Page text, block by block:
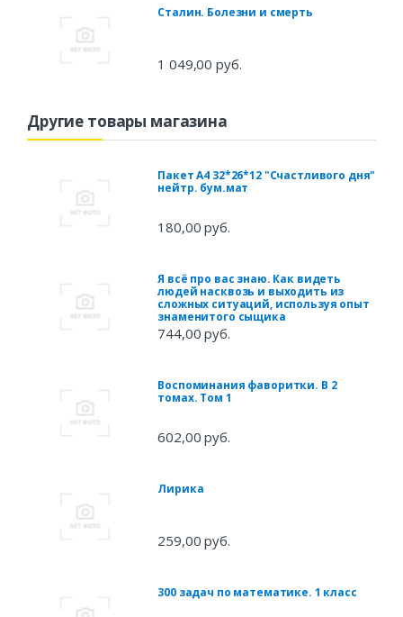
Сталин. Болезни и смерть
1 049,00 руб.
Другие товары магазина
Пакет А4 32*26*12 "Счастливого дня"
нейтр. бум.мат
180,00 руб.
Я всё про вас знаю. Как видеть
людей насквозь и выходить из
сложных ситуаций, используя опыт
знаменитого сыщика
744,00 руб.
Воспоминания фаворитки. В 2
томах. Том 1
602,00 руб.
Лирика
259,00 руб.
300 задач по математике. 1 класс